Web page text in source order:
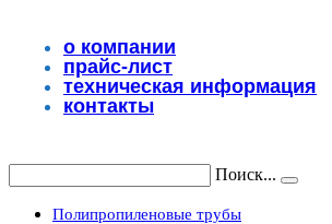
содержимомуо компании
прайс-лист
техническая информация
контакты
Поиск...
Полипропиленовые трубы